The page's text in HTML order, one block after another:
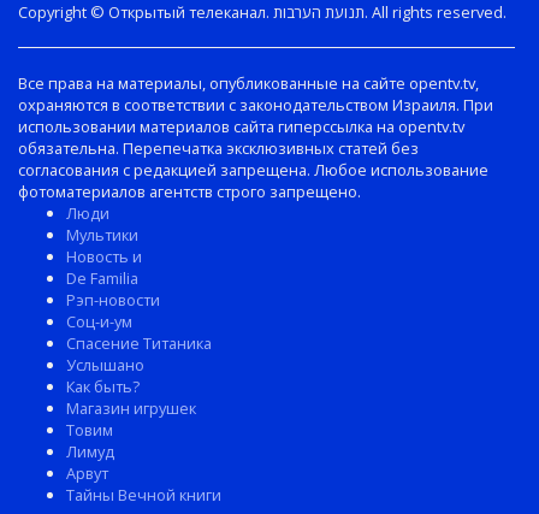
Copyright © Открытый телеканал. תנועת הערבות. All rights reserved.
Все права на материалы, опубликованные на сайте opentv.tv,
охраняются в соответствии с законодательством Израиля. При
использовании материалов сайта гиперссылка на opentv.tv
обязательна. Перепечатка эксклюзивных статей без
согласования с редакцией запрещена. Любое использование
фотоматериалов агентств строго запрещено.
Люди
Мультики
Новость и
De Familia
Рэп-новости
Соц-и-ум
Спасение Титаника
Услышано
Как быть?
Магазин игрушек
Товим
Лимуд
Арвут
Тайны Вечной книги